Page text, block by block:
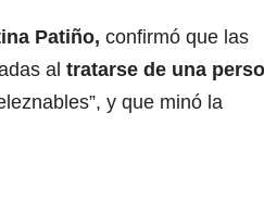
Patiño, confirmó que las
al tratarse de una
y que minó la